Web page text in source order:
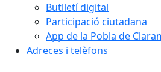
Butlletí digital
Participació ciutadana
App de la Pobla de
Adreces i telèfons